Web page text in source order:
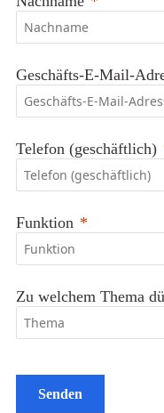
Geschäfts-E-Mail-
Telefon (geschäftlich)
Funktion
Zu welchem Thema
Senden